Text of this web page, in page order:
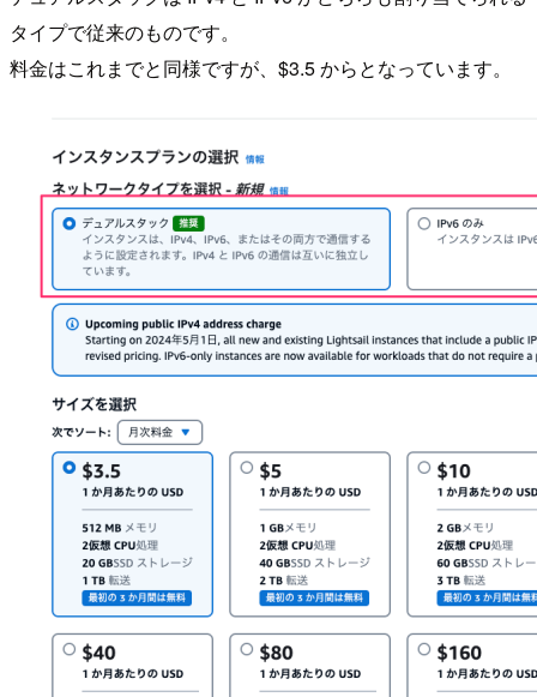
タイプで従来のものです。
料金はこれまでと同様ですが、$3.5 からとなっています。